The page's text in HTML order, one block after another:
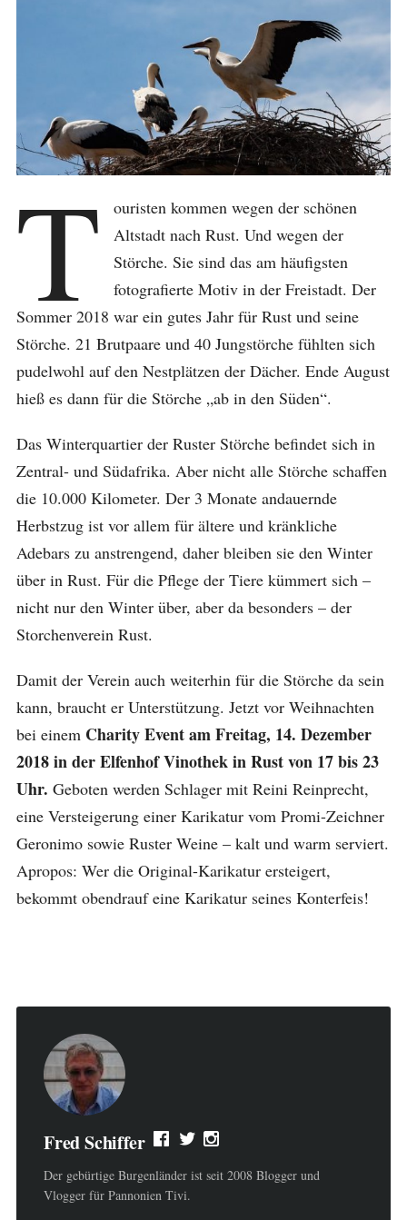
T
ouristen kommen wegen der schönen
Altstadt nach Rust. Und wegen der
Störche. Sie sind das am häufigsten
fotografierte Motiv in der Freistadt. Der
Sommer 2018 war ein gutes Jahr für Rust und seine
Störche. 21 Brutpaare und 40 Jungstörche fühlten sich
pudelwohl auf den Nestplätzen der Dächer. Ende August
hieß es dann für die Störche „ab in den Süden“.
Das Winterquartier der Ruster Störche befindet sich in
Zentral- und Südafrika. Aber nicht alle Störche schaffen
die 10.000 Kilometer. Der 3 Monate andauernde
Herbstzug ist vor allem für ältere und kränkliche
Adebars zu anstrengend, daher bleiben sie den Winter
über in Rust. Für die Pflege der Tiere kümmert sich –
nicht nur den Winter über, aber da besonders – der
Storchenverein Rust.
Damit der Verein auch weiterhin für die Störche da sein
kann, braucht er Unterstützung. Jetzt vor Weihnachten
bei einem Charity Event am Freitag, 14. Dezember
2018 in der Elfenhof Vinothek in Rust von 17 bis 23
Uhr. Geboten werden Schlager mit Reini Reinprecht,
eine Versteigerung einer Karikatur vom Promi-Zeichner
Geronimo sowie Ruster Weine – kalt und warm serviert.
Apropos: Wer die Original-Karikatur ersteigert,
bekommt obendrauf eine Karikatur seines Konterfeis!
Fred Schiffer
Der gebürtige Burgenländer ist seit 2008 Blogger und
Vlogger für Pannonien Tivi.